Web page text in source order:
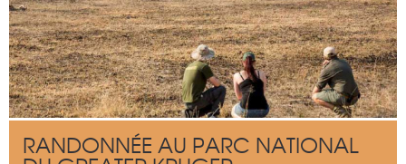
RANDONNÉE AU PARC NATIONAL